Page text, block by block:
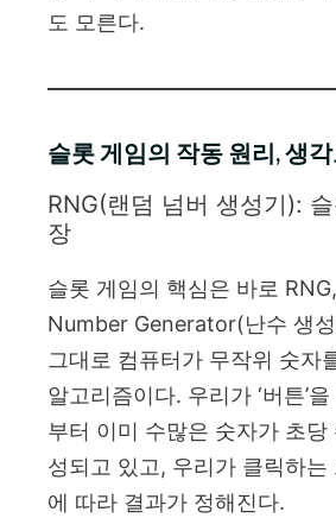
도 모른다.
슬롯 게임의 작동 원리, 생
RNG(랜덤 넘버 생성기):
장
슬롯 게임의 핵심은 바로
Number Generator(난수 생
그대로 컴퓨터가 무작위 숫자
알고리즘이다. 우리가 ‘버튼’
부터 이미 수많은 숫자가 초당
성되고 있고, 우리가 클릭하는
에 따라 결과가 정해진다.